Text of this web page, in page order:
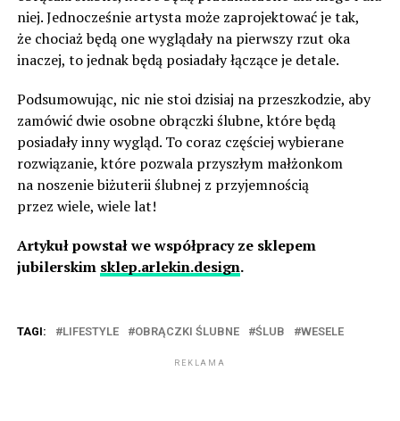
niej. Jednocześnie artysta może zaprojektować je tak,
że chociaż będą one wyglądały na pierwszy rzut oka
inaczej, to jednak będą posiadały łączące je detale.
Podsumowując, nic nie stoi dzisiaj na przeszkodzie, aby
zamówić dwie osobne obrączki ślubne, które będą
posiadały inny wygląd. To coraz częściej wybierane
rozwiązanie, które pozwala przyszłym małżonkom
na noszenie biżuterii ślubnej z przyjemnością
przez wiele, wiele lat!
Artykuł powstał we współpracy ze sklepem
jubilerskim sklep.arlekin.design.
TAGI: LIFESTYLE OBRĄCZKI ŚLUBNE ŚLUB WESELE
REKLAMA